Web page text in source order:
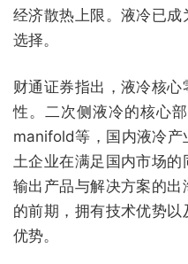
经济散热上限。液冷已
选择。
财通证券指出，液冷核
性。二次侧液冷的核心
manifold等，国内液冷产
土企业在满足国内市场
输出产品与解决方案的
的前期，拥有技术优势
优势。